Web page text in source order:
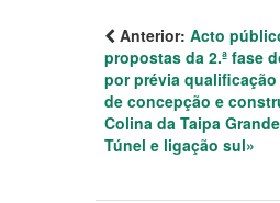
Anterior: Acto
propostas da 2.ª fase
por prévia qualificação
de concepção e
Colina da Taipa
Túnel e ligação sul»